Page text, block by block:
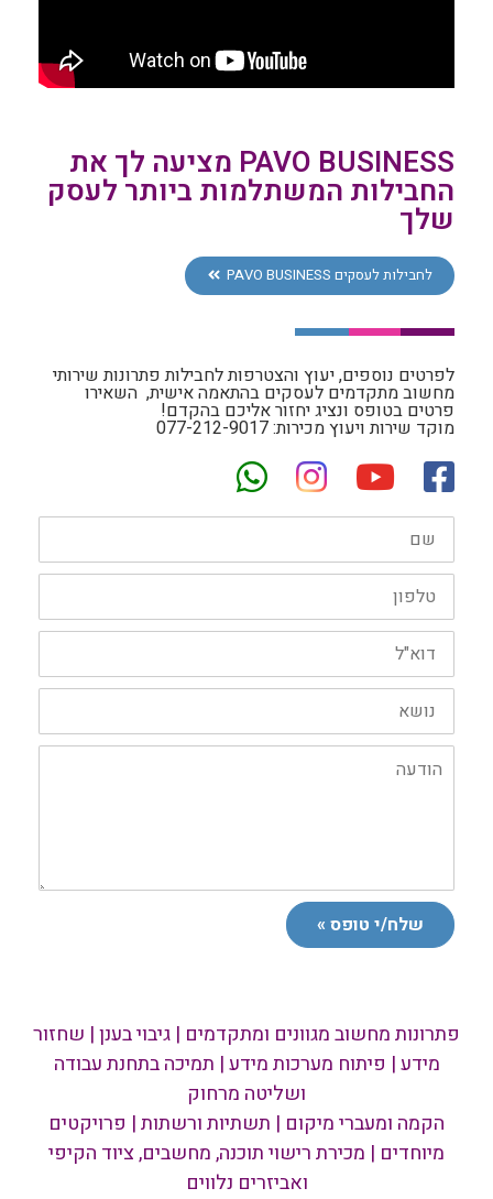
PAVO BUSINESS מציעה לך את
החבילות המשתלמות ביותר לעסק
שלך
לחבילות לעסקים PAVO BUSINESS
לפרטים נוספים, יעוץ והצטרפות לחבילות פתרונות שירותי
מחשוב מתקדמים לעסקים בהתאמה אישית, השאירו
פרטים בטופס ונציג יחזור אליכם בהקדם!
מוקד שירות ויעוץ מכירות: 077-212-9017
שם
מלא:
טלפון:
דוא"ל:
נושא
הפניה:
הודעה:
שלח/י טופס »
פתרונות מחשוב מגוונים ומתקדמים | גיבוי בענן | שחזור
מידע | פיתוח מערכות מידע | תמיכה בתחנת עבודה
ושליטה מרחוק
הקמה ומעברי מיקום | תשתיות ורשתות | פרויקטים
מיוחדים | מכירת רישוי תוכנה, מחשבים, ציוד הקיפי
ואביזרים נלווים